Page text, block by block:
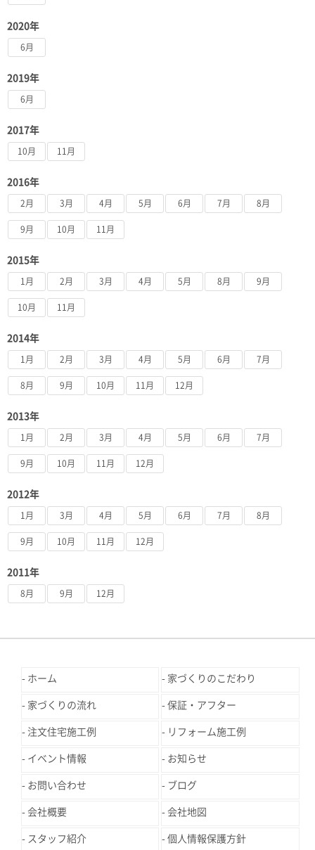
2020年
6月
2019年
6月
2017年
10月 11月
2016年
2月 3月 4月 5月 6月 7月 8月
9月 10月 11月
2015年
1月 2月 3月 4月 5月 8月 9月
10月 11月
2014年
1月 2月 3月 4月 5月 6月 7月
8月 9月 10月 11月 12月
2013年
1月 2月 3月 4月 5月 6月 7月
9月 10月 11月 12月
2012年
1月 3月 4月 5月 6月 7月 8月
9月 10月 11月 12月
2011年
8月 9月 12月
ホーム 家づくりのこだわり
家づくりの流れ 保証・アフター
注文住宅施工例 リフォーム施工例
イベント情報 お知らせ
お問い合わせ ブログ
会社概要 会社地図
スタッフ紹介 個人情報保護方針